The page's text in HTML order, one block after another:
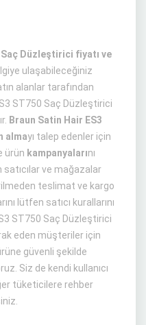
Saç Düzleştirici fiyatı ve
ulaşabileceğiniz
alanlar tarafından
ST750 Saç Düzleştirici
Braun Satin Hair ES3
almayı talep edenler için
ürün kampanyalarını
ve mağazalar
teslimat ve kargo
lütfen satıcı kurallarını
ST750 Saç Düzleştirici
eden müşteriler için
güvenli şekilde
Siz de kendi kullanıcı
tüketicilere rehber